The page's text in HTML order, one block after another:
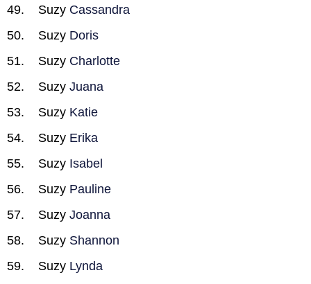
Suzy Cassandra
Suzy Doris
Suzy Charlotte
Suzy Juana
Suzy Katie
Suzy Erika
Suzy Isabel
Suzy Pauline
Suzy Joanna
Suzy Shannon
Suzy Lynda